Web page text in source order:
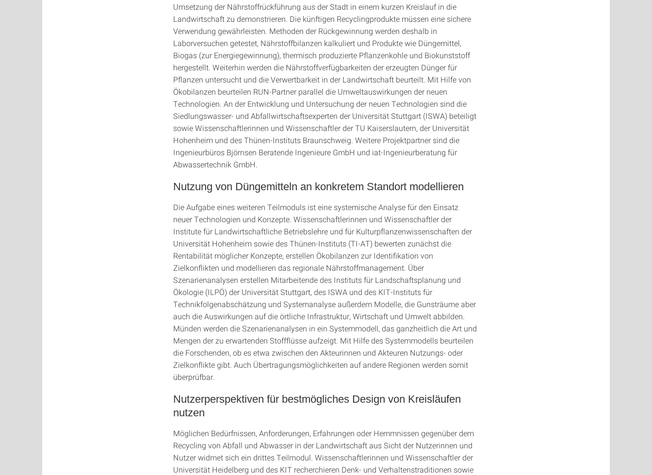
Umsetzung der Nährstoffrückführung aus der Stadt in einem kurzen Kreislauf in die
Landwirtschaft zu demonstrieren. Die künftigen Recyclingprodukte müssen eine sichere
Verwendung gewährleisten. Methoden der Rückgewinnung werden deshalb in
Laborversuchen getestet, Nährstoffbilanzen kalkuliert und Produkte wie Düngemittel,
Biogas (zur Energiegewinnung), thermisch produzierte Pflanzenkohle und Biokunststoff
hergestellt. Weiterhin werden die Nährstoffverfügbarkeiten der erzeugten Dünger für
Pflanzen untersucht und die Verwertbarkeit in der Landwirtschaft beurteilt. Mit Hilfe von
Ökobilanzen beurteilen RUN-Partner parallel die Umweltauswirkungen der neuen
Technologien. An der Entwicklung und Untersuchung der neuen Technologien sind die
Siedlungswasser- und Abfallwirtschaftsexperten der Universität Stuttgart (ISWA) beteiligt
sowie Wissenschaftlerinnen und Wissenschaftler der TU Kaiserslautern, der Universität
Hohenheim und des Thünen-Instituts Braunschweig. Weitere Projektpartner sind die
Ingenieurbüros Björnsen Beratende Ingenieure GmbH und iat-Ingenieurberatung für
Abwassertechnik GmbH.
Nutzung von Düngemitteln an konkretem Standort modellieren
Die Aufgabe eines weiteren Teilmoduls ist eine systemische Analyse für den Einsatz
neuer Technologien und Konzepte. Wissenschaftlerinnen und Wissenschaftler der
Institute für Landwirtschaftliche Betriebslehre und für Kulturpflanzenwissenschaften der
Universität Hohenheim sowie des Thünen-Instituts (TI-AT) bewerten zunächst die
Rentabilität möglicher Konzepte, erstellen Ökobilanzen zur Identifikation von
Zielkonflikten und modellieren das regionale Nährstoffmanagement. Über
Szenarienanalysen erstellen Mitarbeitende des Instituts für Landschaftsplanung und
Ökologie (ILPÖ) der Universität Stuttgart, des ISWA und des KIT-Instituts für
Technikfolgenabschätzung und Systemanalyse außerdem Modelle, die Gunsträume aber
auch die Auswirkungen auf die örtliche Infrastruktur, Wirtschaft und Umwelt abbilden.
Münden werden die Szenarienanalysen in ein Systemmodell, das ganzheitlich die Art und
Mengen der zu erwartenden Stoffflüsse aufzeigt. Mit Hilfe des Systemmodells beurteilen
die Forschenden, ob es etwa zwischen den Akteurinnen und Akteuren Nutzungs- oder
Zielkonflikte gibt. Auch Übertragungsmöglichkeiten auf andere Regionen werden somit
überprüfbar.
Nutzerperspektiven für bestmögliches Design von Kreisläufen
nutzen
Möglichen Bedürfnissen, Anforderungen, Erfahrungen oder Hemmnissen gegenüber dem
Recycling von Abfall und Abwasser in der Landwirtschaft aus Sicht der Nutzerinnen und
Nutzer widmet sich ein drittes Teilmodul. Wissenschaftlerinnen und Wissenschaftler der
Universität Heidelberg und des KIT recherchieren Denk- und Verhaltenstraditionen sowie